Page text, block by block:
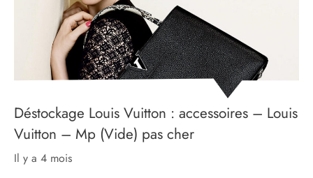
Déstockage Louis Vuitton : accessoires – Louis
Vuitton – Mp (Vide) pas cher
il y a 4 mois